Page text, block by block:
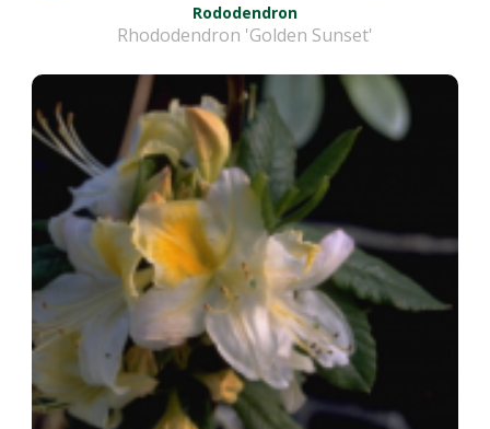
Rododendron
Rhododendron 'Golden Sunset'